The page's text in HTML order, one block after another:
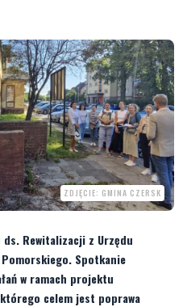
ZDJĘCIE: GMINA CZERSK
ds. Rewitalizacji z Urzędu
Pomorskiego. Spotkanie
w ramach projektu
celem jest poprawa